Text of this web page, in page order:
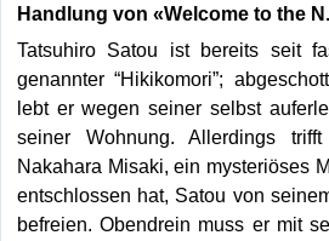
Handlung von «Welcome to the
Tatsuhiro Satou ist bereits seit
genannter “Hikikomori”;
lebt er wegen seiner selbst
seiner Wohnung. Allerdings
Nakahara Misaki, ein mysteriöses
entschlossen hat, Satou von
befreien. Obendrein muss er mit